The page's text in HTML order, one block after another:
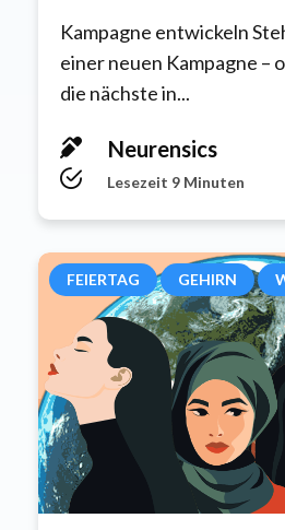
Kampagne entwickeln
einer neuen Kampagne –
die nächste in...
Neurensics
Lesezeit 9 Minuten
FEIERTAG GEHIRN